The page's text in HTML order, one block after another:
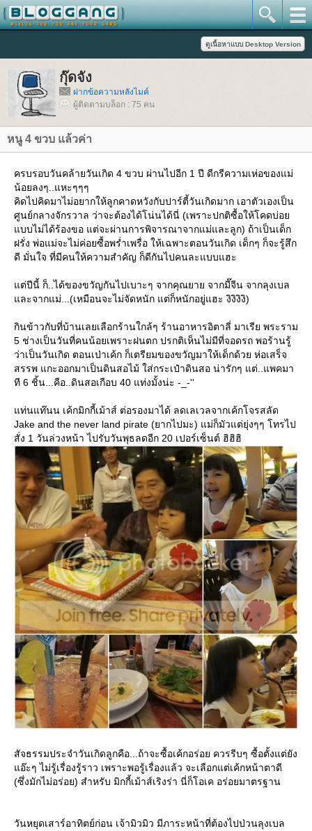
กุ๊ดจัง
ฝากข้อความหลังไมค์
ผู้ติดตามบล็อก : 75 คน
หนู 4 ขวบ แล้วค่า
ครบรอบวันคล้ายวันเกิด 4 ขวบ ผ่านไปอีก 1 ปี ดีกรีความเห่อของแม่
น้อยลงๆ..แหะๆๆๆ
คิดไปคิดมาไม่อยากให้ลูกคาดหวังกับปาร์ตี้วันเกิดมาก เอาตัวเองเป็น
ศูนย์กลางจักรวาล ว่าจะต้องได้โน่นได้นี่ (เพราะปกติซื้อให้โคดบ่อ
บบไม่ได้ร้องขอ แต่จะผ่านการพิจารณาจากแม่และลูก) ถ้าเป็นเด็ก
ฝรั่ง พ่อแม่จะไม่ค่อยซื้อพร่ำเพรื่อ ให้เฉพาะตอนวันเกิด เด็กๆ ก็จะรู้สึก
ดี มั่นใจ ที่มีคนให้ความสำคัญ ก็ดีกันไปคนละแบบแฮะ
ต่ปีนี้ ก็..ได้ของขวัญกันไปเบาะๆ จากคุณยาย จากมี๊จีน จากลุงเบล
ละจากแม่...(เหมือนจะไม่จัดหนัก แต่ก็หนักอยู่แฮะ งิงิงิงิ)
กินข้าวกับที่บ้านเลยเลือกร้านใกล้ๆ ร้านอาหารอิตาลี่ มาเรีย พระราม
5 ช่างเป็นวันที่คนน้อยเพราะฝนตก ปรกติเห็นไม่มีที่จอดรถ พอร้านรู้
ว่าเป็นวันเกิด ตอนเป่าเค้ก ก็เตรียมของขวัญมาให้เด็กด้วย ห่อเสร็จ
สรรพ แกะออกมาเป็นดินสอไม้ ใส่กระเป๋าดินสอ น่ารักๆ แต่..แพคมา
ที 6 ชิ้น...คือ..ดินสอเกือบ 40 แท่งมั้งน่ะ -_-''
ท่นแท๊นน เค้กมิกกี้เม้าส์ ต่อรองมาได้ ลดเลเวลจากเค้กโจรสลัด
Jake and the never land pirate (ยากไปมะ) แม่ก็มัวแต่ยุ่งๆๆ โทรไป
สั่ง 1 วันล่วงหน้า ไปรับวันพุธลดอีก 20 เปอร์เซ็นต์ ฮิฮิฮิ
สัจธรรมประจำวันเกิดลูกคือ...ถ้าจะซื้อเค้กอร่อย ควรรีบๆ ซื้อตั้งแต่ยัง
อ๊ะๆ ไม่รู้เรื่องรู้ราว เพราะพอรู้เรื่องแล้ว จะเลือกแต่เค้กหน้าตาดี
(ซึ่งมักไม่อร่อย) สำหรับ มิกกี้เม้าส์เริงร่า นี่ก็โอเค อร่อยมาตรฐาน
วันหยุดเสาร์อาทิตย์ก่อน เจ้ามิวมิว มีภาระหน้าที่ต้องไปป่วนลุงเบล